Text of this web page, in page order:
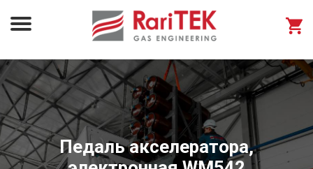
Педаль акселератора,